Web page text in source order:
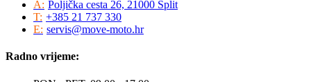
A: Poljička cesta 26, 21000 Split
T: +385 21 737 330
E: servis@move-moto.hr
Radno vrijeme: